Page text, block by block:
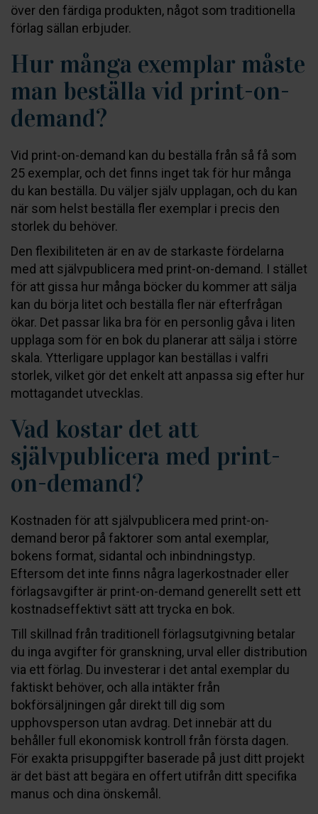
över den färdiga produkten, något som traditionella
förlag sällan erbjuder.
Hur många exemplar måste
man beställa vid print-on-
demand?
Vid print-on-demand kan du beställa från så få som
25 exemplar, och det finns inget tak för hur många
du kan beställa. Du väljer själv upplagan, och du kan
när som helst beställa fler exemplar i precis den
storlek du behöver.
Den flexibiliteten är en av de starkaste fördelarna
med att självpublicera med print-on-demand. I stället
för att gissa hur många böcker du kommer att sälja
kan du börja litet och beställa fler när efterfrågan
ökar. Det passar lika bra för en personlig gåva i liten
upplaga som för en bok du planerar att sälja i större
skala. Ytterligare upplagor kan beställas i valfri
storlek, vilket gör det enkelt att anpassa sig efter hur
mottagandet utvecklas.
Vad kostar det att
självpublicera med print-
on-demand?
Kostnaden för att självpublicera med print-on-
demand beror på faktorer som antal exemplar,
bokens format, sidantal och inbindningstyp.
Eftersom det inte finns några lagerkostnader eller
förlagsavgifter är print-on-demand generellt sett ett
kostnadseffektivt sätt att trycka en bok.
Till skillnad från traditionell förlagsutgivning betalar
du inga avgifter för granskning, urval eller distribution
via ett förlag. Du investerar i det antal exemplar du
faktiskt behöver, och alla intäkter från
bokförsäljningen går direkt till dig som
upphovsperson utan avdrag. Det innebär att du
behåller full ekonomisk kontroll från första dagen.
För exakta prisuppgifter baserade på just ditt projekt
är det bäst att begära en offert utifrån ditt specifika
manus och dina önskemål.